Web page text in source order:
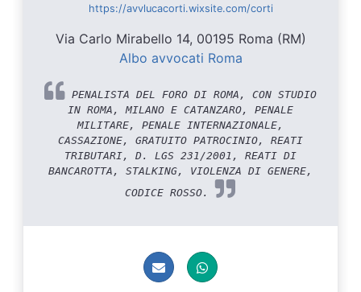
https://avvlucacorti.wixsite.com/corti
Via Carlo Mirabello 14, 00195 Roma (RM)
Albo avvocati Roma
PENALISTA DEL FORO DI ROMA, CON STUDIO
IN ROMA, MILANO E CATANZARO, PENALE
MILITARE, PENALE INTERNAZIONALE,
CASSAZIONE, GRATUITO PATROCINIO, REATI
TRIBUTARI, D. LGS 231/2001, REATI DI
BANCAROTTA, STALKING, VIOLENZA DI GENERE,
CODICE ROSSO.